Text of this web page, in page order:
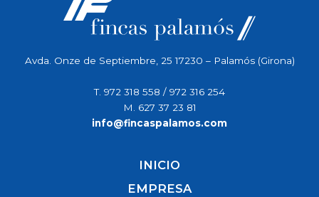
Avda. Onze de Septiembre, 25 17230 – Palamós (Girona)
T. 972 318 558 / 972 316 254
M. 627 37 23 81
info@fincaspalamos.com
INICIO
EMPRESA